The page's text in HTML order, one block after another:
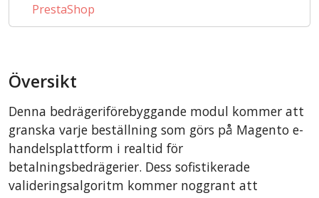
PrestaShop
BigCommerce
CSCart
LiteCart
ZenCart
PinnacleCart
FoxyCart
Översikt
Denna bedrägeriförebyggande modul kommer att
granska varje beställning som görs på Magento e-
handelsplattform i realtid för
betalningsbedrägerier. Dess sofistikerade
valideringsalgoritm kommer noggrant att